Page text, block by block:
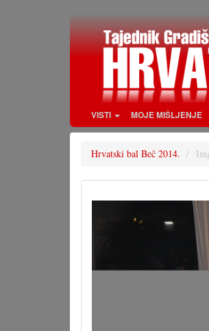
VISTI MOJE MIŠLJENJE
Hrvatski bal Beč 2014.